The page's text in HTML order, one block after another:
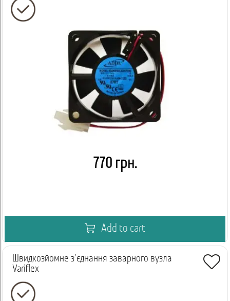
770 грн.
Add to cart
Швидкозйомне з'єднання заварного вузла
Variflex